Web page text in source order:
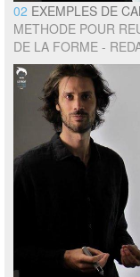
02 EXEMPLES DE
METHODE POUR
DE LA FORME -